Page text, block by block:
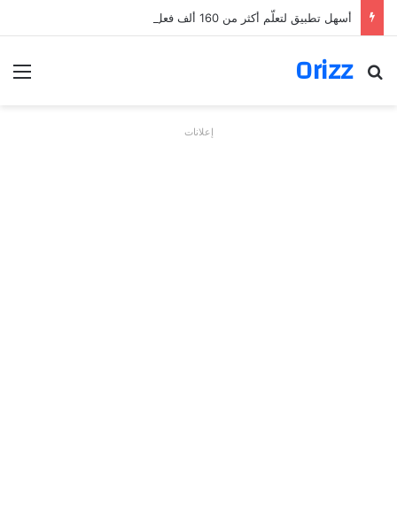
أسهل تطبيق لتعلّم أكثر من 160 ألف فعل بالألمانية
Orizz
بحث عن
إعلانات